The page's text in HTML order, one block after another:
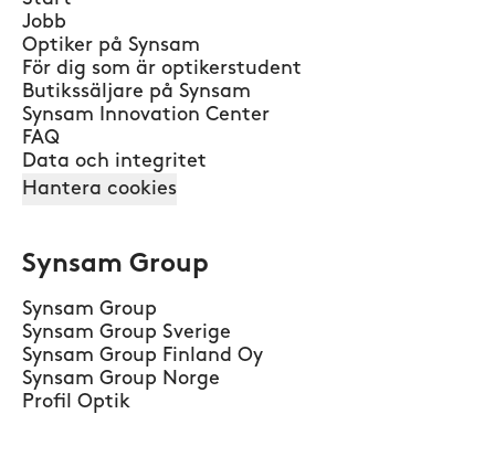
Jobb
Optiker på Synsam
För dig som är optikerstudent
Butikssäljare på Synsam
Synsam Innovation Center
FAQ
Data och integritet
Hantera cookies
Synsam Group
Synsam Group
Synsam Group Sverige
Synsam Group Finland Oy
Synsam Group Norge
Profil Optik